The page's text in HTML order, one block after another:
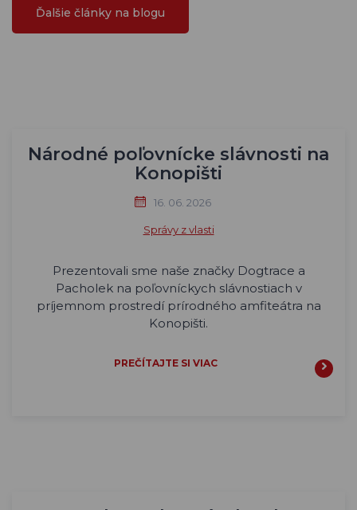
Ďalšie články na blogu
Národné poľovnícke slávnosti na
Konopišti
16. 06. 2026